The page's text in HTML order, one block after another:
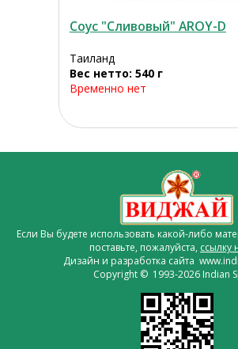
Соус "Сливовый" AROY-D
Таиланд
Вес нетто: 540 г
Временно нет
Если Вы будете использовать какой-либо
поставьте, пожалуйста, ссылку
Дизайн и разработка сайта
Copyright © 1993-2026 Indian